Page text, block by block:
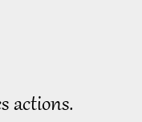
actions.